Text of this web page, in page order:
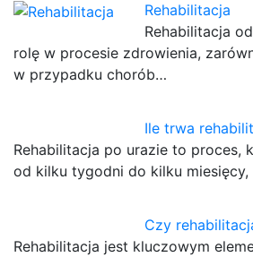
Rehabilitacja
Rehabilitacja
rolę w procesie zdrowienia,
w przypadku chorób…
Ile trwa
Rehabilitacja po urazie to proces,
od kilku tygodni do kilku
Czy
Rehabilitacja jest kluczowym